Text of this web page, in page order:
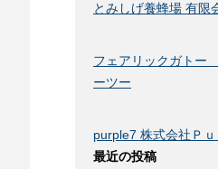
とみしげ養蜂場 有限
フェアリックガトー
ーツー
purple7 株式会社Ｐ
最近の投稿